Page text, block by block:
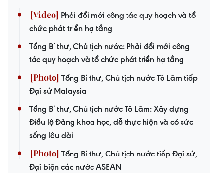
Phải đổi mới công tác quy hoạch và tổ
chức phát triển hạ tầng
Tổng Bí thư, Chủ tịch nước: Phải đổi mới công
tác quy hoạch và tổ chức phát triển hạ tầng
Tổng Bí thư, Chủ tịch nước Tô Lâm tiếp
Đại sứ Malaysia
Tổng Bí thư, Chủ tịch nước Tô Lâm: Xây dựng
Điều lệ Đảng khoa học, dễ thực hiện và có sức
sống lâu dài
Tổng Bí thư, Chủ tịch nước tiếp Đại sứ,
Đại biện các nước ASEAN